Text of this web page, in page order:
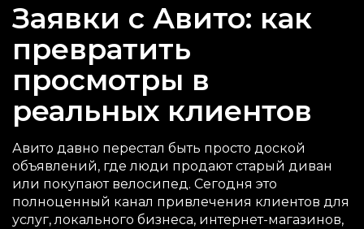
Заявки с Авито: как
превратить
просмотры в
реальных клиентов
Авито давно перестал быть просто доской
объявлений, где люди продают старый диван
или покупают велосипед. Сегодня это
полноценный канал привлечения клиентов для
услуг, локального бизнеса, интернет-магазинов,